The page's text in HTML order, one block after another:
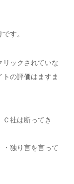
す。
リックされていな
の評価はますま
社は断ってき
独り言を言って